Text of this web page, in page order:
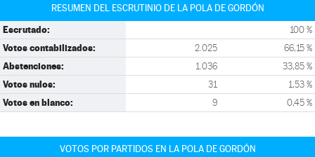
RESUMEN DEL ESCRUTINIO DE LA POLA DE GORDÓN
Escrutado: 100 %
Votos contabilizados: 2.025 66,15 %
Abstenciones: 1.036 33,85 %
Votos nulos: 31 1,53 %
Votos en blanco: 9 0,45 %
VOTOS POR PARTIDOS EN LA POLA DE GORDÓN